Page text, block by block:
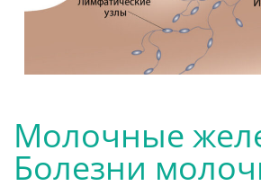
Молочные
Болезни